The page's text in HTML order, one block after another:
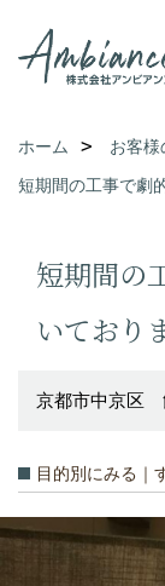
ホーム お客様
短期間の工事で劇
短期間の
いており
京都市中京区
目的別にみる｜